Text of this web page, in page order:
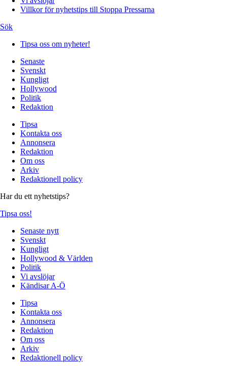
Villkor för nyhetstips till Stoppa Pressarna
Sök
Tipsa oss om nyheter!
Senaste
Svenskt
Kungligt
Hollywood
Politik
Redaktion
Tipsa
Kontakta oss
Annonsera
Redaktion
Om oss
Arkiv
Redaktionell policy
Har du ett nyhetstips?
Tipsa oss!
Senaste nytt
Svenskt
Kungligt
Hollywood & Världen
Politik
Vi avslöjar
Kändisar A-Ö
Tipsa
Kontakta oss
Annonsera
Redaktion
Om oss
Arkiv
Redaktionell policy